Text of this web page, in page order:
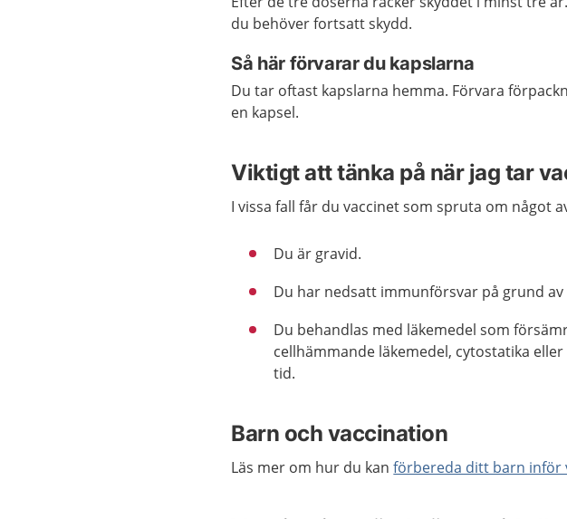
du behöver fortsatt skydd.
Så här förvarar du kapslarna
Du tar oftast kapslarna hemma. Förvara
en kapsel.
Viktigt att tänka på när jag tar
I vissa fall får du vaccinet som spruta om något
Du är gravid.
Du har nedsatt immunförsvar på grund av
Du behandlas med läkemedel som
cellhämmande läkemedel, cytostatika
tid.
Barn och vaccination
Läs mer om hur du kanförbereda ditt barn inför